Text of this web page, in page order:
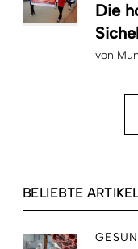
Die
von
BELIEBTE